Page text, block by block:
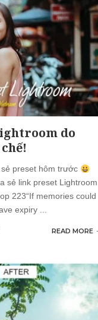
do
preset hôm trước
sẻ link preset Lightroom
223“If memories could
expiry ...
READ MORE